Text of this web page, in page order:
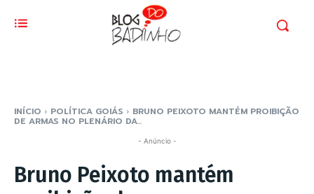
INÍCIO POLÍTICA GOIÁS BRUNO PEIXOTO MANTÉM PROIBIÇÃO
DE ARMAS NO PLENÁRIO DA...
- Anúncio -
Bruno Peixoto mantém